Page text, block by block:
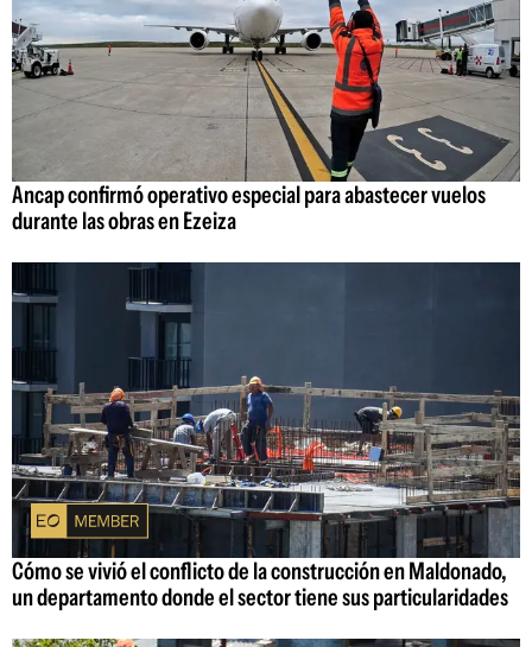
Ancap confirmó operativo especial para abastecer vuelos
durante las obras en Ezeiza
Cómo se vivió el conflicto de la construcción en Maldonado,
un departamento donde el sector tiene sus particularidades